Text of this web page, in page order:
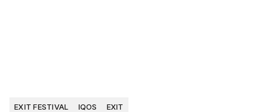
EXIT FESTIVAL IQOS EXIT